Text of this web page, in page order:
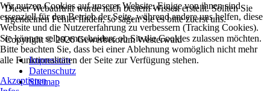
Dieser Webauftritt wurde nach bestem Wissen erstellt. Sollten Sie
irgendeinen Fehler finden, so sagen Sie es bitte zuerst uns.
Copyright © 2026 Gewerbeforum Westerwald
Impressum
Datenschutz
Sitemap
Wir nutzen Cookies auf unserer Website. Einige von ihnen sind
essenziell für den Betrieb der Seite, während andere uns helfen, diese
Website und die Nutzererfahrung zu verbessern (Tracking Cookies).
Sie können selbst entscheiden, ob Sie die Cookies zulassen möchten.
Bitte beachten Sie, dass bei einer Ablehnung womöglich nicht mehr
alle Funktionalitäten der Seite zur Verfügung stehen.
Akzeptieren